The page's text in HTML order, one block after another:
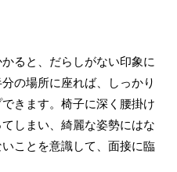
ると、だらしがない印象に
の場所に座れば、しっかり
きます。椅子に深く腰掛け
しまい、綺麗な姿勢にはな
ことを意識して、面接に臨